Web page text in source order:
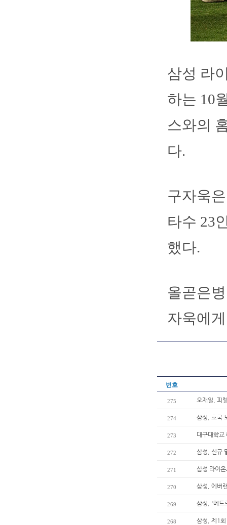
삼성 라
하는 10
스와의
다.
구자욱
타수 23
했다.
올곧은
자욱에
번호
275 오재일, 피
274 삼성, 호국
273 대구대학교
272 삼성, 신규
271 삼성 라이
270 삼성, 에버
269 삼성, '메트
268 삼성, 제1회